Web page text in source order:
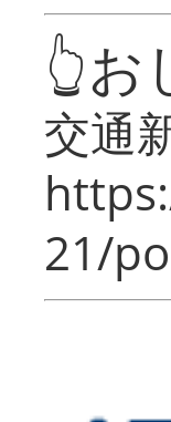
👆
交通
21/